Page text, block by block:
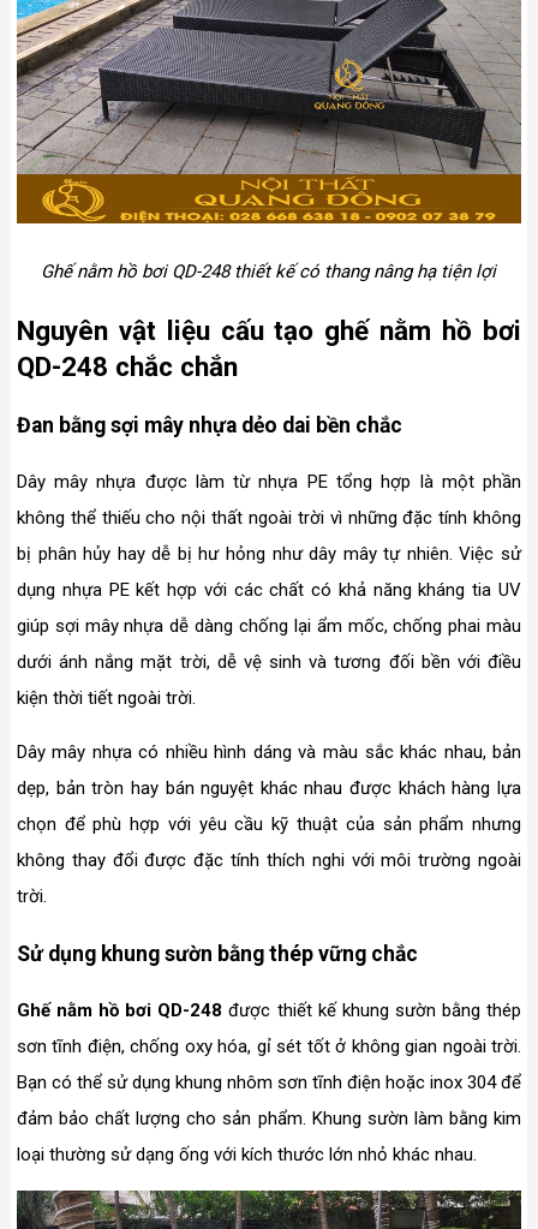
Ghế nằm hồ bơi QD-248 thiết kế có thang nâng hạ tiện lợi
Nguyên vật liệu cấu tạo ghế nằm hồ bơi
QD-248 chắc chắn
Đan bằng sợi mây nhựa dẻo dai bền chắc
Dây mây nhựa được làm từ nhựa PE tổng hợp là một phần
không thể thiếu cho nội thất ngoài trời vì những đặc tính không
bị phân hủy hay dễ bị hư hỏng như dây mây tự nhiên. Việc sử
dụng nhựa PE kết hợp với các chất có khả năng kháng tia UV
giúp sợi mây nhựa dễ dàng chống lại ẩm mốc, chống phai màu
dưới ánh nắng mặt trời, dễ vệ sinh và tương đối bền với điều
kiện thời tiết ngoài trời.
Dây mây nhựa có nhiều hình dáng và màu sắc khác nhau, bản
dẹp, bản tròn hay bán nguyệt khác nhau được khách hàng lựa
chọn để phù hợp với yêu cầu kỹ thuật của sản phẩm nhưng
không thay đổi được đặc tính thích nghi với môi trường ngoài
trời.
Sử dụng khung sườn bằng thép vững chắc
Ghế nằm hồ bơi QD-248 được thiết kế khung sườn bằng thép
sơn tĩnh điện, chống oxy hóa, gỉ sét tốt ở không gian ngoài trời.
Bạn có thể sử dụng khung nhôm sơn tĩnh điện hoặc inox 304 để
đảm bảo chất lượng cho sản phẩm. Khung sườn làm bằng kim
loại thường sử dạng ống với kích thước lớn nhỏ khác nhau.